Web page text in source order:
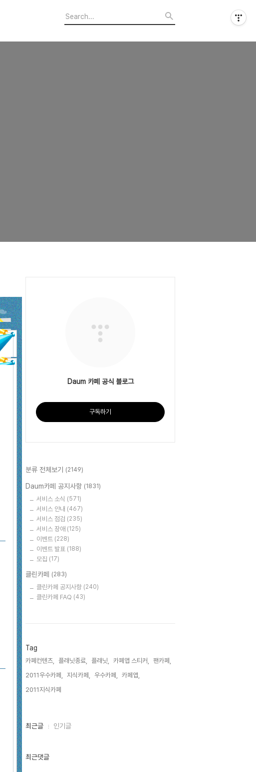
Daum 카페 공식 블로그
구독하기
분류 전체보기 (2149)
Daum카페 공지사항 (1831)
서비스 소식 (571)
서비스 안내 (467)
서비스 점검 (235)
서비스 장애 (125)
이벤트 (228)
이벤트 발표 (188)
모집 (17)
클린카페 (283)
클린카페 공지사항 (240)
클린카페 FAQ (43)
Tag
카페컨텐츠, 플래닛종료, 플래닛, 카페앱 스티커,
팬카페,
2011우수카페,
지식카페, 우수카페,
카페앱,
2011지식카페,
최
인
최근글 인기글
최근댓글